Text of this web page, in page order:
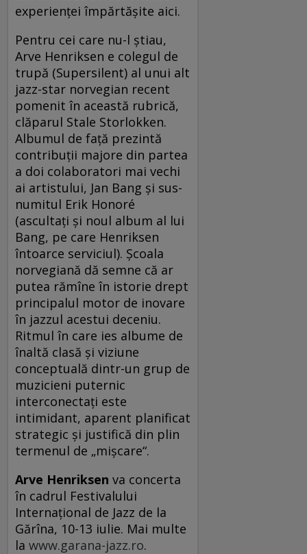
experienţei împărtăşite aici.
Pentru cei care nu-l ştiau,
Arve Henriksen e colegul de
trupă (Supersilent) al unui alt
jazz-star norvegian recent
pomenit în această rubrică,
clăparul Stale Storlokken.
Albumul de faţă prezintă
contribuţii majore din partea
a doi colaboratori mai vechi
ai artistului, Jan Bang şi sus-
numitul Erik Honoré
(ascultaţi şi noul album al lui
Bang, pe care Henriksen
întoarce serviciul). Şcoala
norvegiană dă semne că ar
putea rămîne în istorie drept
principalul motor de inovare
în jazzul acestui deceniu.
Ritmul în care ies albume de
înaltă clasă şi viziune
conceptuală dintr-un grup de
muzicieni puternic
interconectaţi este
intimidant, aparent planificat
strategic şi justifică din plin
termenul de „mişcare“.
Arve Henriksen va concerta
în cadrul Festivalului
Internaţional de Jazz de la
Gărîna, 10-13 iulie. Mai multe
la www.garana-jazz.ro.